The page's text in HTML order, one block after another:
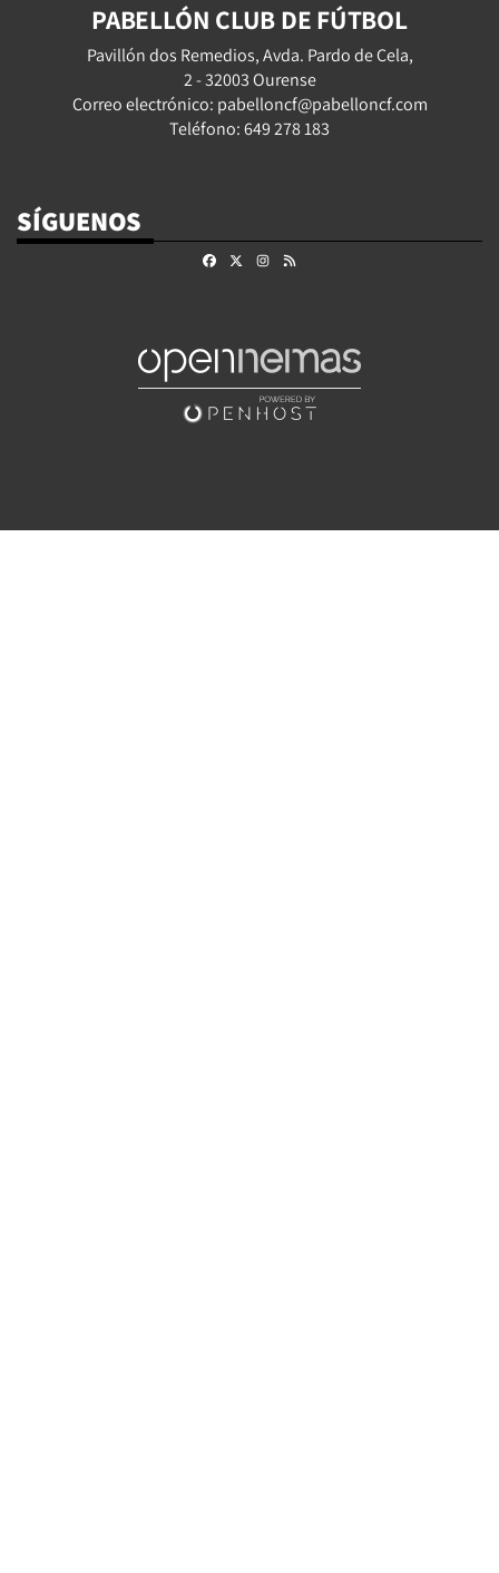
PABELLÓN CLUB DE FÚTBOL
Pavillón dos Remedios, Avda. Pardo de Cela,
2 - 32003 Ourense
Correo electrónico: pabelloncf@pabelloncf.com
Teléfono: 649 278 183
SÍGUENOS
FacebookInstagram